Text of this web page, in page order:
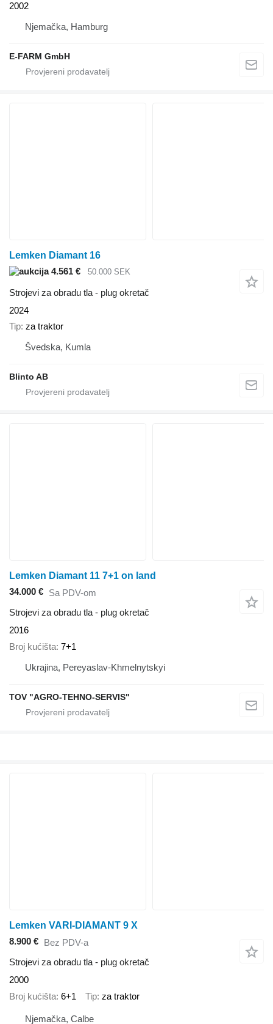
2002
Njemačka, Hamburg
E-FARM GmbH
Lemken Diamant 16
4.561 €
50.000 SEK
Strojevi za obradu tla - plug okretač
2024
Tip za traktor
Švedska, Kumla
Blinto AB
Lemken Diamant 11 7+1 on land
34.000 € Sa PDV-om
Strojevi za obradu tla - plug okretač
2016
Broj kućišta 7+1
Ukrajina, Pereyaslav-Khmelnytskyi
TOV "AGRO-TEHNO-SERVIS"
Lemken VARI-DIAMANT 9 X
8.900 € Bez PDV-a
Strojevi za obradu tla - plug okretač
2000
Broj kućišta 6+1 Tip za traktor
Njemačka, Calbe